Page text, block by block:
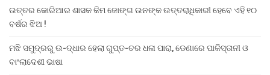
ଉତ୍ତର କୋରିଆର ଶାସକ କିମ ଜୋଙ୍ଗ ଉନଙ୍କ ଉତ୍ତରାଧିକାରୀ ହେବେ ଏହି ୧୦
ବର୍ଷର ଝିଅ !
ମଝି ସମୁଦ୍ରରୁ ଉ-ଦ୍ଧାର ହେଲା ଗୁପ୍ତ-ଚର ଧଳା ପାରା, ଡେଣାରେ ପାକିସ୍ତାନୀ ଓ
ବାଂଲାଦେଶୀ ଭାଷା